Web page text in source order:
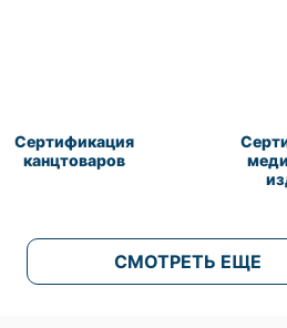
Сертификация
канцтоваров
СМОТРЕТЬ ЕЩЕ